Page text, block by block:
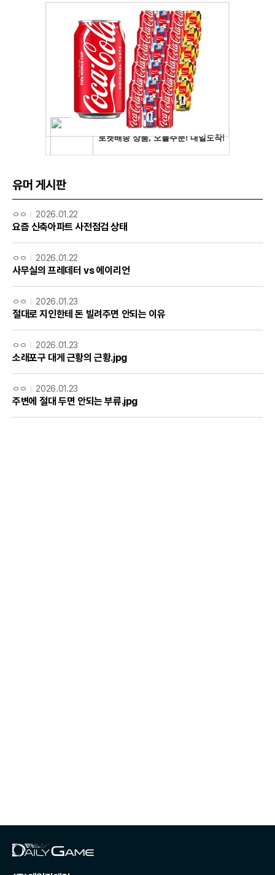
유머 게시판
ㅇㅇ 2026.01.22
요즘 신축아파트 사전점검 상태
ㅇㅇ 2026.01.22
사무실의 프레데터 vs 에이리언
ㅇㅇ 2026.01.23
절대로 지인한테 돈 빌려주면 안되는 이유
ㅇㅇ 2026.01.23
소래포구 대게 근황의 근황.jpg
ㅇㅇ 2026.01.23
주변에 절대 두면 안되는 부류.jpg